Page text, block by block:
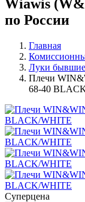
Wiawis
по России
Главная
Луки
Плечи
68-40
Суперцена